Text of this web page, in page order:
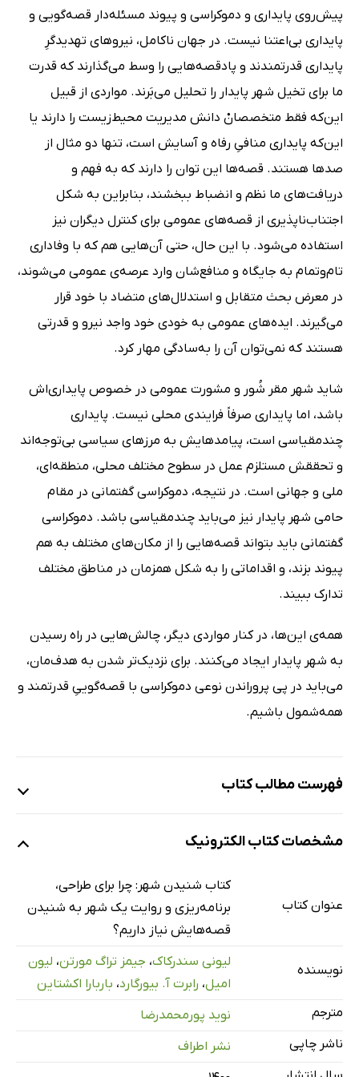
پیش‌روی پایداری و دموکراسی و پیوند مسئله‌دار قصه‌گویی و
پایداری بی‌اعتنا نیست. در جهان ناکامل، نیروهای تهدیدگرِ
پایداری قدرتمندند و پاد‌‌‌قصه‌هایی را وسط می‌گذارند که قدرت
ما برای تخیل شهر پایدار را تحلیل می‌بَرند. مواردی از قبیل
این‌که فقط متخصصانْ دانش مدیریت محیط‌زیست را دارند یا
این‌که پایداری منافیِ رفاه و آسایش است، تنها دو مثال از
صدها هستند. قصه‌ها این توان را دارند که به فهم و
دریافت‌های ما نظم و انضباط ببخشند، بنابراین به شکل
اجتناب‌ناپذیری از قصه‌های عمومی برای کنترل دیگران نیز
استفاده می‌شود. با این حال، حتی آن‌هایی هم که با وفاداری
تام‌وتمام به جایگاه و منافع‌شان وارد عرصه‌ی عمومی می‌شوند،
در معرض بحث متقابل و استدلال‌های متضاد با خود قرار
می‌گیرند. ایده‌های عمومی به خودی خود واجد نیرو و قدرتی
هستند که نمی‌توان آن را به‌سادگی مهار کرد.
شاید شهر مقر شُور و مشورت‌ عمومی در خصوص پایداری‌اش
باشد، اما پایداری صرفاً فرایندی محلی نیست. پایداری
چند‌‌‌مقیاسی است، پیامدهایش به مرزهای سیاسی بی‌توجه‌اند
و تحققش مستلزم عمل در سطوح مختلف محلی، منطقه‌ای،
ملی و جهانی است. در نتیجه، دموکراسی گفتمانی در مقام
حامی شهر پایدار نیز می‌باید چند‌‌مقیاسی باشد. دموکراسی
گفتمانی باید بتواند قصه‌هایی را از مکان‌های مختلف به هم
پیوند بزند، و اقداماتی را به شکل همزمان در مناطق مختلف
تدارک ببیند.
همه‌ی این‌ها، در کنار مواردی دیگر، چالش‌هایی در راه رسیدن
به شهر پایدار ایجاد می‌کنند. برای نزدیک‌تر شدن به هدف‌مان،
می‌باید در پی پروراندن نوعی دموکراسی با قصه‌گوییِ قدرتمند و
همه‌شمول باشیم.
فهرست مطالب کتاب
ستیز روایت‌ها و اختلاف راوی‌ها: پیش‌درآمد مقاله‌ی اول
چرخش روایی در شهرسازی: مروری انتقادی: لیون امیل
به سوی شهرِ قصه‌گو و شهرسازی روایی: پیش‌درآمد مقاله‌ی
بیرون از گنجه: اهمیت قصه‌ و قصه‌گویی در کنش شهرسازی:
لیونی سندرکاک
اجتماع خاطره‌ها: پیش‌درآمد مقاله‌ی سوم
گِل: جیمز تراگ‌مورتِن
مشخصات کتاب الکترونیک
عنوان کتاب
کتاب شنیدن شهر: چرا برای طراحی،
برنامه‌ریزی و روایت یک شهر به شنیدن
قصه‌هایش نیاز داریم؟
نویسنده
لیونی سندرکاک، جیمز تراگ مورتن، لیون
امیل، رابرت آ. بیورگارد، باربارا اکشتاین
مترجم
نوید پورمحمدرضا
ناشر چاپی
نشر اطراف